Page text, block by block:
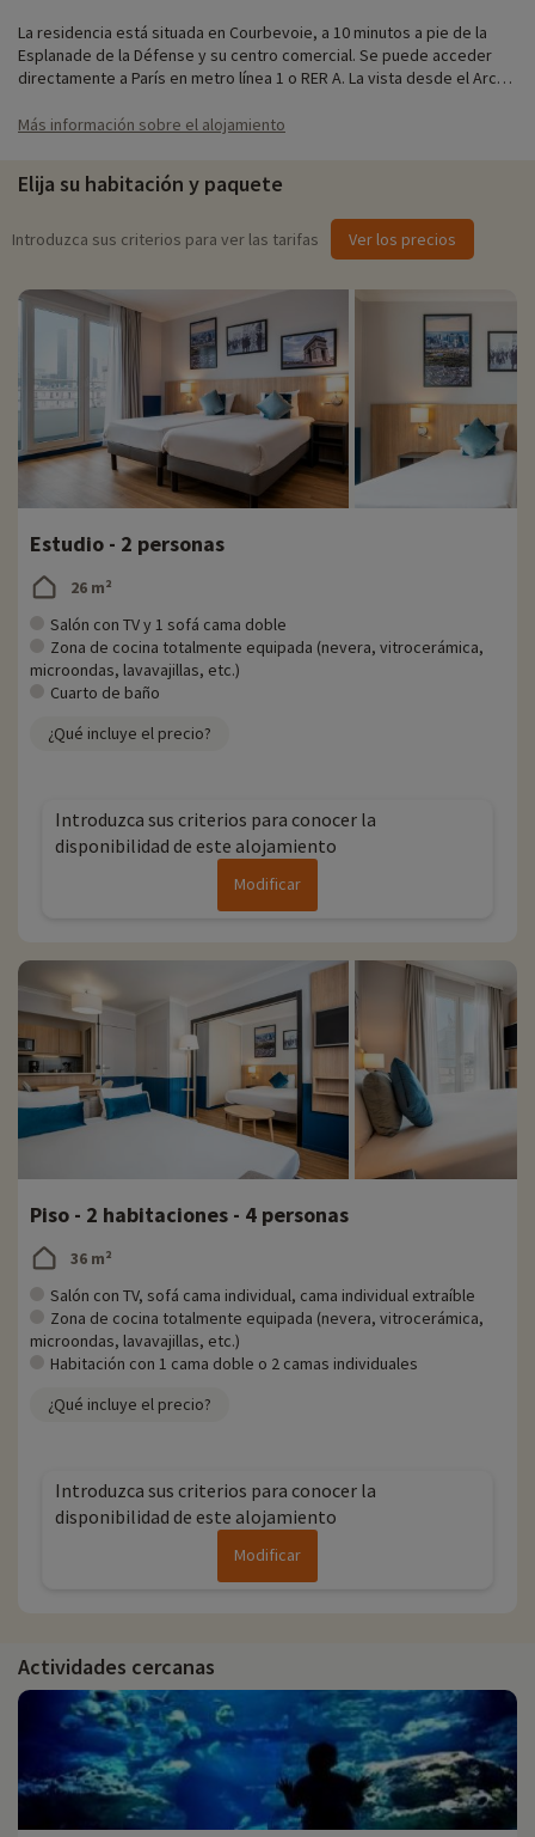
La residencia está situada en Courbevoie, a 10 minutos a pie de la
Esplanade de la Défense y su centro comercial. Se puede acceder
directamente a París en metro línea 1 o RER A. La vista desde el Arche
Más información sobre el alojamiento
Elija su habitación y paquete
Introduzca sus criterios para ver las tarifas Ver los precios
Estudio - 2 personas
26 m²
Salón con TV y 1 sofá cama doble
Zona de cocina totalmente equipada (nevera, vitrocerámica,
microondas, lavavajillas, etc.)
Cuarto de baño
¿Qué incluye el precio?
Introduzca sus criterios para conocer la
disponibilidad de este alojamiento
Modificar
Piso - 2 habitaciones - 4 personas
36 m²
Salón con TV, sofá cama individual, cama individual extraíble
Zona de cocina totalmente equipada (nevera, vitrocerámica,
microondas, lavavajillas, etc.)
Habitación con 1 cama doble o 2 camas individuales
¿Qué incluye el precio?
Introduzca sus criterios para conocer la
disponibilidad de este alojamiento
Modificar
Actividades cercanas